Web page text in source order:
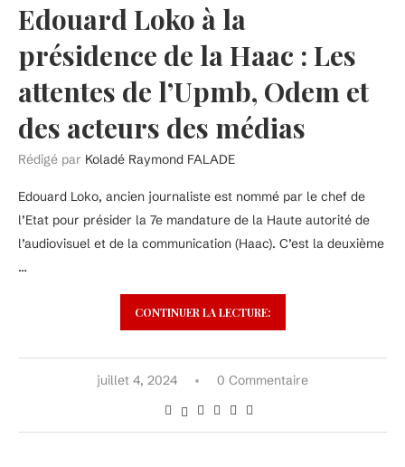
Edouard Loko à la
présidence de la Haac : Les
attentes de l’Upmb, Odem et
des acteurs des médias
Rédigé par Koladé Raymond FALADE
Edouard Loko, ancien journaliste est nommé par le chef de
l’Etat pour présider la 7e mandature de la Haute autorité de
l’audiovisuel et de la communication (Haac). C’est la deuxième
…
CONTINUER LA LECTURE:
juillet 4, 2024 0 Commentaire